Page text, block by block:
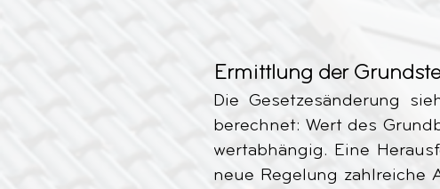
Ermittlung der
Die Gesetzesänderung
berechnet: Wert des
wertabhängig. Eine
neue Regelung zahlreiche